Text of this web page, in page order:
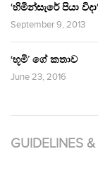
‘හිමින්සැරේ පියා
September 9, 2013
‘භූමි’ ගේ කතාව
June 23, 2016
GUIDELINES